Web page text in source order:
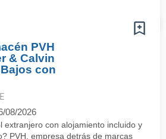
PVH
& Calvin
con
08/2026
extranjero con alojamiento incluido y
PVH, empresa detrás de marcas